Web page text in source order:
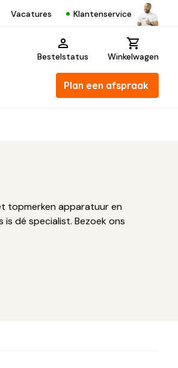
Vacatures Klantenservice
Bestelstatus Winkelwagen
Plan een afspraak
topmerken apparatuur en
is dé specialist. Bezoek ons